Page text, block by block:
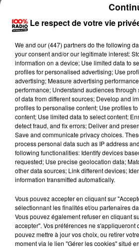
Lecture (1 min 14 sec)
100%
100% Radio l'agenda des
9 avril 2025 - 1 min 14 sec
L'AGENDA DES HAUTES-
09/04/2025 À 13H32
Le respect de votre vie
We and our (447) partnersdo the following
your consent and/or our legitimate interest:
information on a device; Use limited data to
profiles for personalised advertising; Use
advertising; Measure advertising
performance; Understand audiences through
of data from different sources; Develop and
profiles to personalise content; Use profiles
content; Use limited data to select content;
detect fraud, and fix errors; Deliver and
Save and communicate privacy choices.
process personal data such as IP address
following functionalities: Identify devices
requested; Use precise geolocation data;
other data sources; Link different devices;
information transmitted automatically.
Vous pouvez accepter en cliquant sur
sélectionnant les finalités et/ou partenaires
Vous pouvez également refuser en cliquant
accepter". Vos préférences ne s'appliqueront
pouvez mettre à jour vos choix, ou retirer
moment via le lien "Gérer les cookies" situé